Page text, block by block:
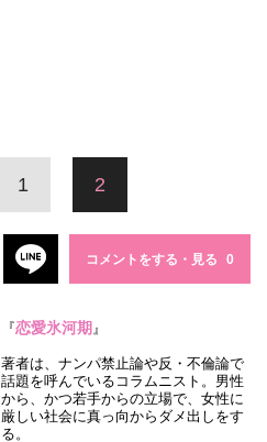
1 2
コメントをする・見る
『恋愛氷河期 』
著者は、ナンパ禁止論や反・不倫論で
話題を呼んでいるコラムニスト。男性
から、かつ若手からの立場で、女性に
厳しい社会に真っ向からダメ出しをす
る。